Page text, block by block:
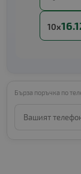
10x
Бърза поръчка по